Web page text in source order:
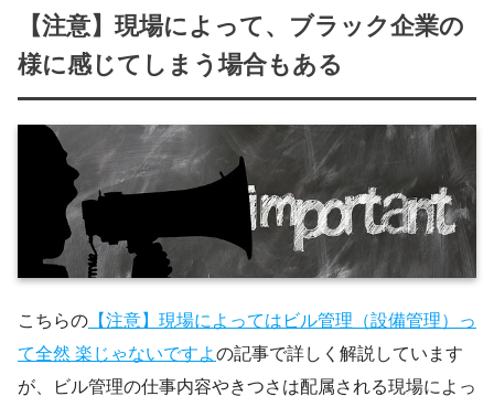
【注意】現場によって、ブラック企業の
様に感じてしまう場合もある
こちらの 【注意】現場によってはビル管理（設備管理）っ
て全然 楽じゃないですよの記事で詳しく解説しています
が、ビル管理の仕事内容やきつさは配属される現場によっ